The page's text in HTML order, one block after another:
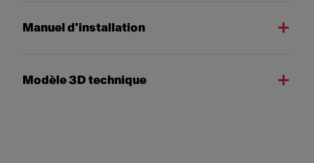
Manuel d'installation
Modèle 3D technique